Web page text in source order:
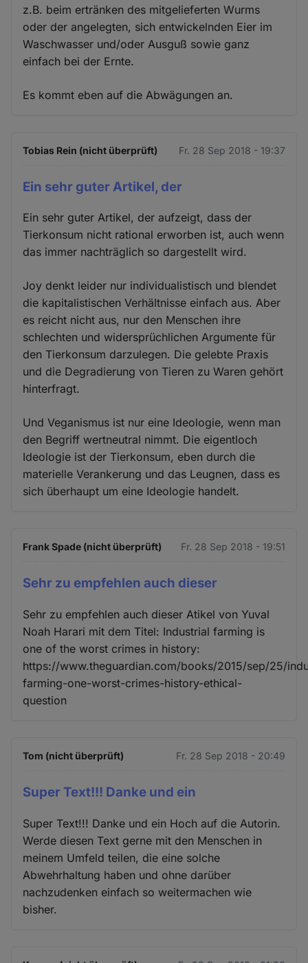
z.B. beim ertränken des mitgelieferten Wurms
oder der angelegten, sich entwickelnden Eier im
Waschwasser und/oder Ausguß sowie ganz
einfach bei der Ernte.
Es kommt eben auf die Abwägungen an.
Tobias Rein (nicht überprüft) Fr. 28 Sep 2018 - 19:37
Ein sehr guter Artikel, der
Ein sehr guter Artikel, der aufzeigt, dass der
Tierkonsum nicht rational erworben ist, auch wenn
das immer nachträglich so dargestellt wird.
Joy denkt leider nur individualistisch und blendet
die kapitalistischen Verhältnisse einfach aus. Aber
es reicht nicht aus, nur den Menschen ihre
schlechten und widersprüchlichen Argumente für
den Tierkonsum darzulegen. Die gelebte Praxis
und die Degradierung von Tieren zu Waren gehört
hinterfragt.
Und Veganismus ist nur eine Ideologie, wenn man
den Begriff wertneutral nimmt. Die eigentloch
Ideologie ist der Tierkonsum, eben durch die
materielle Verankerung und das Leugnen, dass es
sich überhaupt um eine Ideologie handelt.
Frank Spade (nicht überprüft) Fr. 28 Sep 2018 - 19:51
Sehr zu empfehlen auch dieser
Sehr zu empfehlen auch dieser Atikel von Yuval
Noah Harari mit dem Titel: Industrial farming is
one of the worst crimes in history:
https://www.theguardian.com/books/2015/sep/25/
farming-one-worst-crimes-history-ethical-
question
Tom (nicht überprüft) Fr. 28 Sep 2018 - 20:49
Super Text!!! Danke und ein
Super Text!!! Danke und ein Hoch auf die Autorin.
Werde diesen Text gerne mit den Menschen in
meinem Umfeld teilen, die eine solche
Abwehrhaltung haben und ohne darüber
nachzudenken einfach so weitermachen wie
bisher.